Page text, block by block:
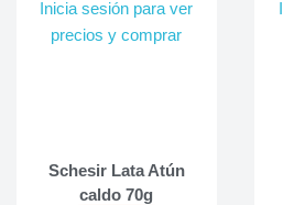
Inicia sesión para ver
precios y comprar
Schesir Lata Atún
caldo 70g